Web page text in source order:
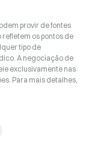
provir de fontes
os pontos de
tipo de
A negociação de
exclusivamente nas
Para mais detalhes,